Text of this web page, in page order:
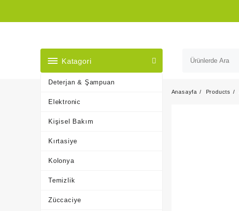
Katagori
Deterjan & Şampuan
Elektronic
Kişisel Bakım
Kırtasiye
Kolonya
Temizlik
Züccaciye
Anasayfa Products